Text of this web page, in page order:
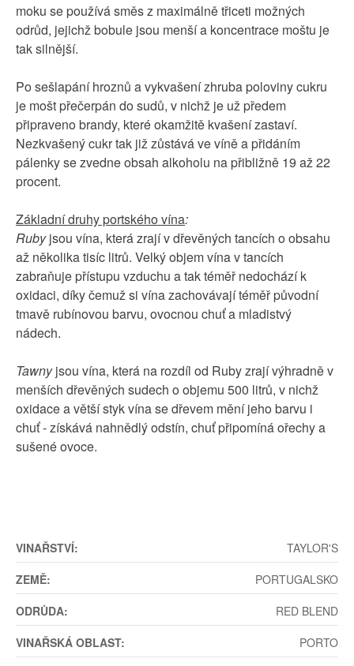
moku se používá směs z maximálně třiceti možných
odrůd, jejichž bobule jsou menší a koncentrace moštu je
tak silnější.
Po sešlapání hroznů a vykvašení zhruba poloviny cukru
je mošt přečerpán do sudů, v nichž je už předem
připraveno brandy, které okamžitě kvašení zastaví.
Nezkvašený cukr tak již zůstává ve víně a přidáním
pálenky se zvedne obsah alkoholu na přibližně 19 až 22
procent.
Základní druhy portského vína:
Rubyjsou vína, která zrají v dřevěných tancích o obsahu
až několika tisíc litrů. Velký objem vína v tancích
zabraňuje přístupu vzduchu a tak téměř nedochází k
oxidaci, díky čemuž si vína zachovávají téměř původní
tmavě rubínovou barvu, ovocnou chuť a mladistvý
nádech.
Tawnyjsou vína, která na rozdíl od Ruby zrají výhradně v
menších dřevěných sudech o objemu 500 litrů, v nichž
oxidace a větší styk vína se dřevem mění jeho barvu i
chuť - získává nahnědlý odstín, chuť připomíná ořechy a
sušené ovoce.
VINAŘSTVÍ:
TAYLOR'S
ZEMĚ:
PORTUGALSKO
ODRŮDA:
RED BLEND
VINAŘSKÁ OBLAST:
PORTO